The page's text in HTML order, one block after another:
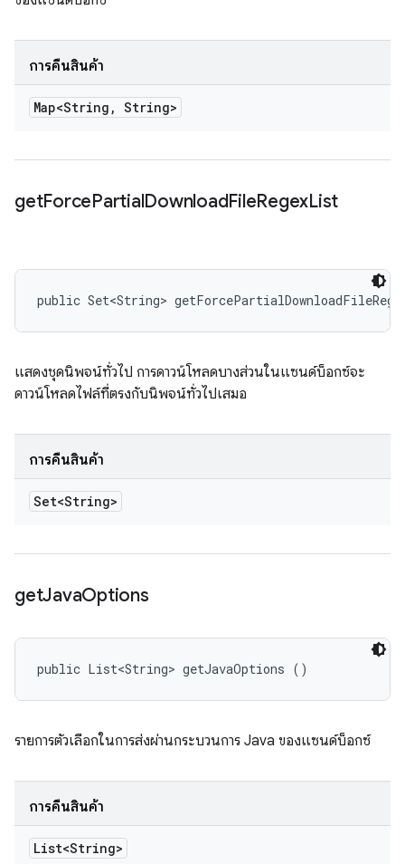
การคืนสินค้า
Map<String , String>
getForcePartialDownloadFileRegexList
public Set<String>
แสดงชุดนิพจน์ทั่วไป การดาวน์โหลดบางส่วนในแซนด์บ็อกซ์จะ
ดาวน์โหลดไฟล์ที่ตรงกับนิพจน์ทั่วไปเสมอ
การคืนสินค้า
Set<String>
getJavaOptions
public List<String> getJavaOptions ()
รายการตัวเลือกในการส่งผ่านกระบวนการ Java ของแซนด์บ็อกซ์
การคืนสินค้า
List<String>